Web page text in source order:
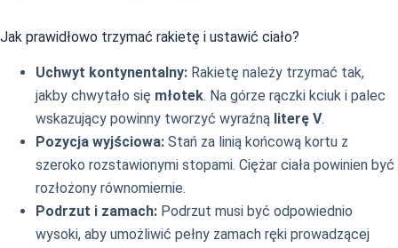
Jak prawidłowo trzymać rakietę i ustawić ciało?
Uchwyt kontynentalny: Rakietę należy trzymać tak,
jakby chwytało się młotek. Na górze rączki kciuk i palec
wskazujący powinny tworzyć wyraźną literę V.
Pozycja wyjściowa: Stań za linią końcową kortu z
szeroko rozstawionymi stopami. Ciężar ciała powinien być
rozłożony równomiernie.
Podrzut i zamach: Podrzut musi być odpowiednio
wysoki, aby umożliwić pełny zamach ręki prowadzącej